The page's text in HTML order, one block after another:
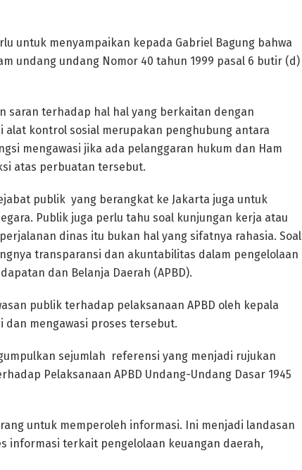
untuk menyampaikan kepada Gabriel Bagung bahwa
undang undang Nomor 40 tahun 1999 pasal 6 butir (d)
saran terhadap hal hal yang berkaitan dengan
alat kontrol sosial merupakan penghubung antara
mengawasi jika ada pelanggaran hukum dan Ham
atas perbuatan tersebut.
publik yang berangkat ke Jakarta juga untuk
Publik juga perlu tahu soal kunjungan kerja atau
dinas itu bukan hal yang sifatnya rahasia. Soal
transparansi dan akuntabilitas dalam pengelolaan
dan Belanja Daerah (APBD).
publik terhadap pelaksanaan APBD oleh kepala
mengawasi proses tersebut.
sejumlah referensi yang menjadi rujukan
Pelaksanaan APBD Undang-Undang Dasar 1945
untuk memperoleh informasi. Ini menjadi landasan
informasi terkait pengelolaan keuangan daerah,